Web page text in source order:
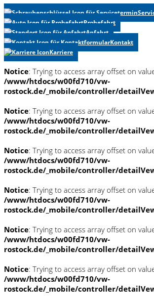
Probefahrt
Anfahrt
Kontakt
Karriere
Notice: Trying to access array offset on
/www/htdocs/w00fd710/vw-
rostock.de/_mobile/controller/
Notice: Trying to access array offset on
/www/htdocs/w00fd710/vw-
rostock.de/_mobile/controller/
Notice: Trying to access array offset on
/www/htdocs/w00fd710/vw-
rostock.de/_mobile/controller/
Notice: Trying to access array offset on
/www/htdocs/w00fd710/vw-
rostock.de/_mobile/controller/
Notice: Trying to access array offset on
/www/htdocs/w00fd710/vw-
rostock.de/_mobile/controller/
Notice: Trying to access array offset on
/www/htdocs/w00fd710/vw-
rostock.de/_mobile/controller/